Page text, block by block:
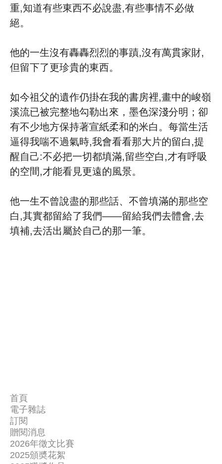
重,知道有些東西不必說盡,有些事情不必做
絕。
他的一生沒有轟轟烈烈的事蹟,沒有萬貫家財,
但留下了更珍貴的東西。
如今祖父的遺作仍掛在我的書房裡,畫中的峻嶺
溪流已被完整地勾勒出來，墨色深淺分明；卻
有不少地方保持著宣紙柔和的米白。每當生活
逼得我喘不過氣時,我會看看那大片的留白,提
醒自己:不必把一切都填滿,留些空白,才有呼吸
的空間,才能看見更遠的風景。
他一生不曾說盡的那些話、不曾填滿的那些空
白,其實都留給了我們——留給我們去體會,去
填補,去活出屬於自己的那一筆。
首頁
關
於
我
們
讀
者
新
聯
絡
電子雜誌
訂閱
贈閱消息
2026年徵文比賽
2025頒奬花絮